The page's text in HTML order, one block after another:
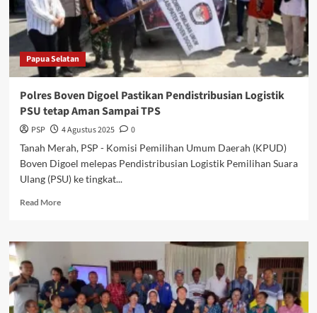
Listrik
Biogas
Pertama
Papua
Papua Selatan
Polres Boven Digoel Pastikan Pendistribusian Logistik
PSU tetap Aman Sampai TPS
PSP 4 Agustus 2025
0
Tanah Merah, PSP - Komisi Pemilihan Umum Daerah (KPUD)
Boven Digoel melepas Pendistribusian Logistik Pemilihan Suara
Ulang (PSU) ke tingkat...
Read MoreRead
Polres
Digoel
Pastikan
Pendistribusian
Logistik